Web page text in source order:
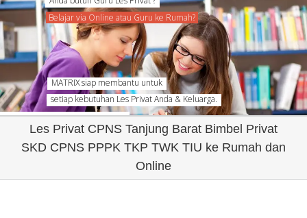
MATRIX siap membantu untuk
setiap kebutuhan Les Privat Anda & Keluarga.
Les Privat CPNS Tanjung Barat Bimbel Privat
SKD CPNS PPPK TKP TWK TIU ke Rumah dan
Online